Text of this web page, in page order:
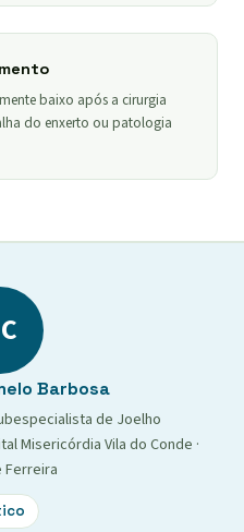
baixo após a cirurgia
do enxerto ou patologia
Barbosa
de Joelho
Misericórdia Vila do Conde ·
Ferreira